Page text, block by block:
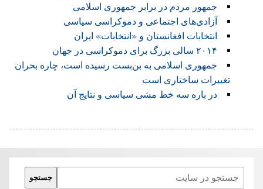
جمهور مردم در برابر جمهوری اسلامی
آزادی‌های اجتماعی و دموکراسی سیاسی
انتخابات افغانستان و «انتخابات» ایران
۲۰۱۴ سالی بزرگ برای دموکراسی در جهان
جمهوری اسلامی به بن‌بست رسیده است، چاره بحران
تغییرات ساختاری است
در باره سه خط مشی سیاسی و نتایج آن
Search
جستجو